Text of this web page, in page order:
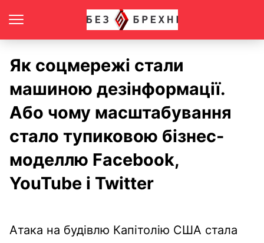
Як соцмережі стали
машиною дезінформації.
Або чому масштабування
стало тупиковою бізнес-
моделлю Facebook,
YouTube і Twitter
Атака на будівлю Капітолію США стала